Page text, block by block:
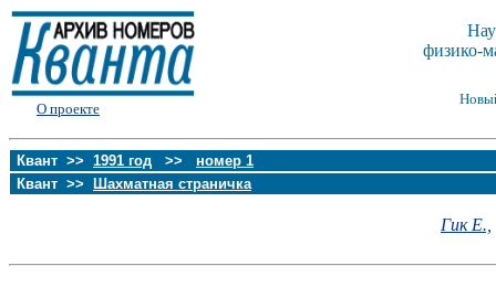
О проекте
физико-
Квант >> 1991 год >> номер 1
Квант >>
Шахматная страничка
Гик Е.,